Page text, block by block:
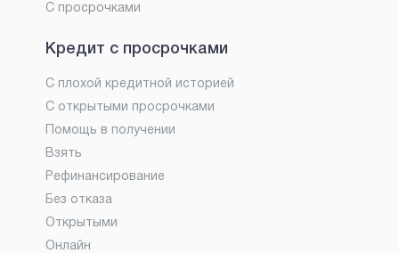
С просрочками
Кредит с просрочками
С плохой кредитной историей
С открытыми просрочками
Помощь в получении
Взять
Рефинансирование
Без отказа
Открытыми
Онлайн